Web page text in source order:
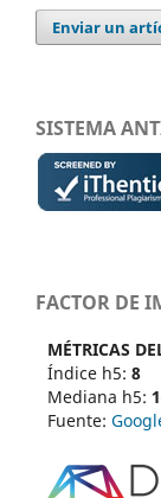
Enviar un
SISTEMA
FACTOR DE
MÉTRICAS
Índice h5: 8
Mediana h5:
Fuente: